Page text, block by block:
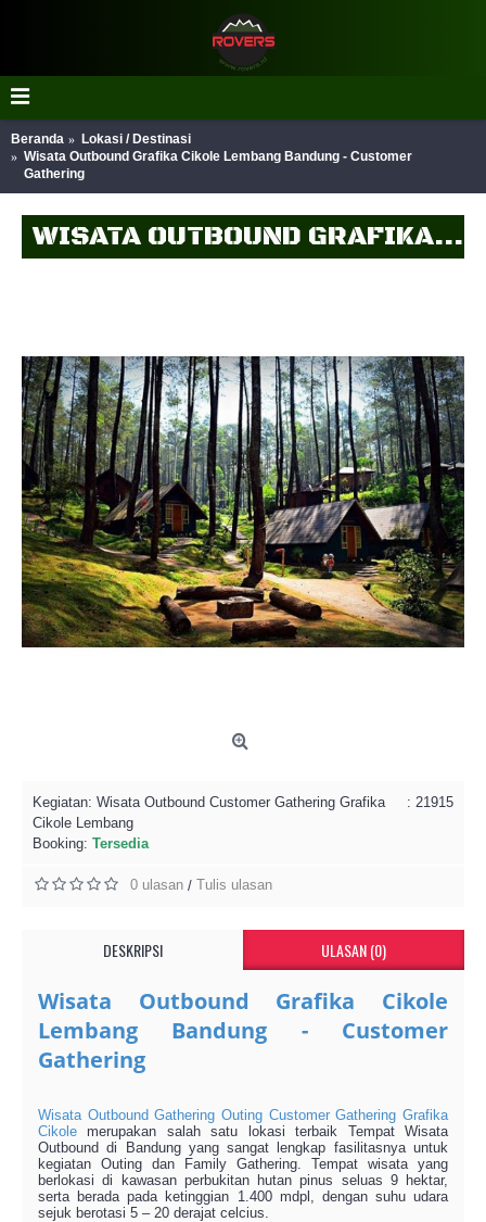
Beranda
Lokasi / Destinasi
Wisata Outbound Grafika Cikole Lembang Bandung - Customer
Gathering
WISATA OUTBOUND GRAFIKA CIKOLE LEMBANG BANDUNG - CUSTOMER GATHERING
: 21915
Kegiatan: Wisata Outbound Customer Gathering Grafika
Cikole Lembang
Booking: Tersedia
0 ulasan / Tulis ulasan
DESKRIPSI ULASAN (0)
Wisata Outbound Grafika Cikole
Lembang Bandung - Customer
Gathering
Wisata Outbound Gathering Outing Customer Gathering Grafika
Cikole merupakan salah satu lokasi terbaik Tempat Wisata
Outbound di Bandung yang sangat lengkap fasilitasnya untuk
kegiatan Outing dan Family Gathering. Tempat wisata yang
berlokasi di kawasan perbukitan hutan pinus seluas 9 hektar,
serta berada pada ketinggian 1.400 mdpl, dengan suhu udara
sejuk berotasi 5 – 20 derajat celcius.